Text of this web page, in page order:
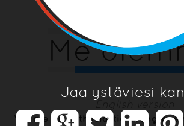
Jaa ystäviesi
Me
English version
We are an enthusiastic young